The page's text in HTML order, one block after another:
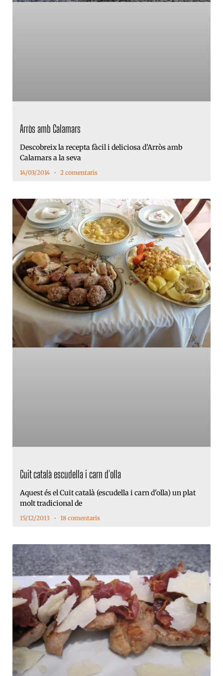
Arròs amb Calamars
Descobreix la recepta fàcil i deliciosa d'Arròs amb
Calamars a la seva
14/03/2014 2 comentaris
Cuit català escudella i carn d'olla
Aquest és el Cuit català (escudella i carn d'olla) un plat
molt tradicional de
15/12/2013 18 comentaris